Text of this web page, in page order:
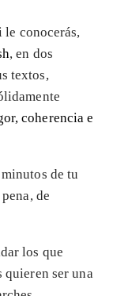
le conocerás,
, en dos
textos,
coherencia e
de tu
de
los que
quieren ser una